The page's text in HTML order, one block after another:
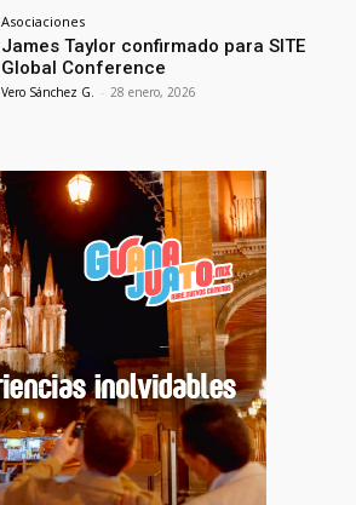
Asociaciones
James Taylor confirmado para SITE
Global Conference
Vero Sánchez G. - 28 enero, 2026